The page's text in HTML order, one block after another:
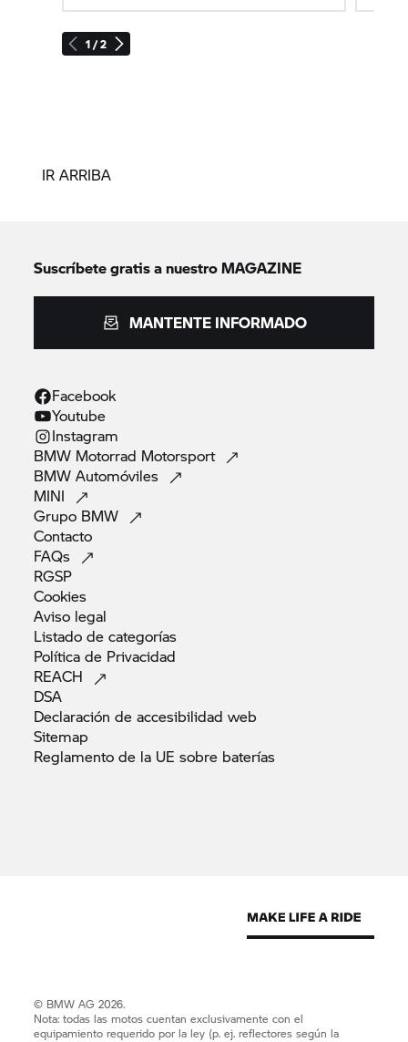
1 / 2
IR ARRIBA
Suscríbete gratis a nuestro MAGAZINE
MANTENTE INFORMADO
Facebook
Youtube
Instagram
BMW Motorrad Motorsport
BMWAutomóviles
MINI
Grupo BMW
Contacto
FAQs
RGSP
Cookies
Aviso legal
Listado decategorías
Política de Privacidad
REACH
DSA
Declaración de accesibilidadweb
Sitemap
Reglamento de la UE sobre baterías
© BMW AG 2026.
Nota: todas las motos cuentan exclusivamente con el
equipamiento requerido por la ley (p. ej. reflectores según la